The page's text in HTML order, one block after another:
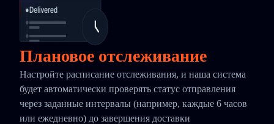
Плановое отслеживание
Настройте расписание отслеживания, и наша система
будет автоматически проверять статус отправления
через заданные интервалы (например, каждые 6 часов
или ежедневно) до завершения доставки